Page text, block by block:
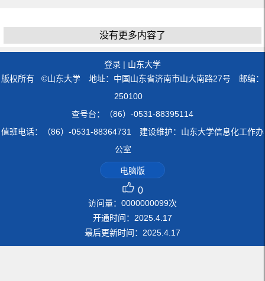
没有更多内容了
登录 | 山东大学
版权所有 ©山东大学 地址：中国山东省济南市山大南路27号 邮编：
250100
查号台：（86）-0531-88395114
值班电话：（86）-0531-88364731 建设维护：山东大学信息化工作办
公室
电脑版
0
访问量： 0000000099次
开通时间： 2025.4.17
最后更新时间： 2025.4.17